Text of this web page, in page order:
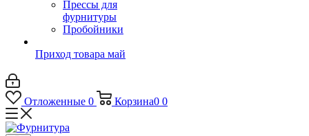
Прессы для
фурнитуры
Пробойники
Приход товара май
Отложенные 0 Корзина0 0